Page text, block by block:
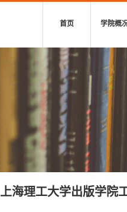
首页 学院概
上海理工大学出版学院